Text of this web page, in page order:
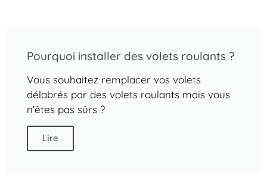
Pourquoi installer des volets roulants ?
Vous souhaitez remplacer vos volets
délabrés par des volets roulants mais vous
n’êtes pas sûrs ?
Lire